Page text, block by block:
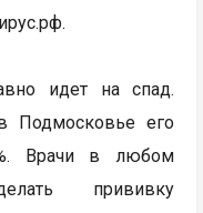
идет на спад.
Подмосковье его
Врачи в любом
прививку